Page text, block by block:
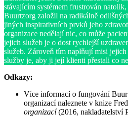
stávajícím systémem frustrován
Buurtzorg založil na radikálně
jiných inspirativních prvků jeho
organizace nedělají nic, co může
jejich služeb je o dost rychlejší
služeb. Zároveň tím naplňují misi
služby je, aby ji její klienti přestali co
Odkazy:
Více informací o fungování
organizací naleznete v knize
organizací(2016, nakladatelství